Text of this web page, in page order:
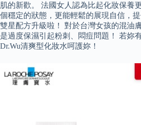
肌的新歡。 法國女人認為比起化妝保養
個穩定的狀態，更能輕鬆的展現自信，
雙星配方升級啦！ 對於台灣女孩的混油
是過度保濕引起粉刺、悶痘問題！ 若妳
Dr.Wu清爽型化妝水呵護妳！